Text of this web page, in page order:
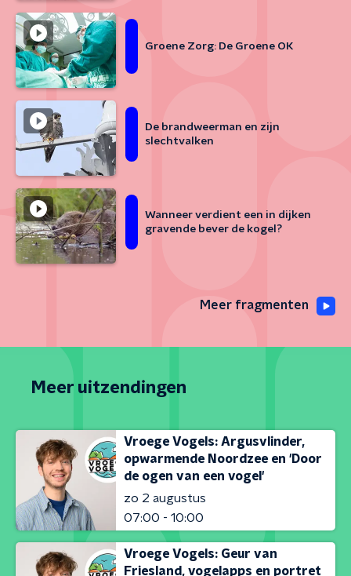
Groene Zorg: De Groene OK
De brandweerman en zijn
slechtvalken
Wanneer verdient een in dijken
gravende bever de kogel?
Meer fragmenten
Meer uitzendingen
Vroege Vogels: Argusvlinder,
opwarmende Noordzee en 'Door
de ogen van een vogel'
zo 2 augustus
07:00 - 10:00
Vroege Vogels: Geur van
Friesland, vogelapps en portret